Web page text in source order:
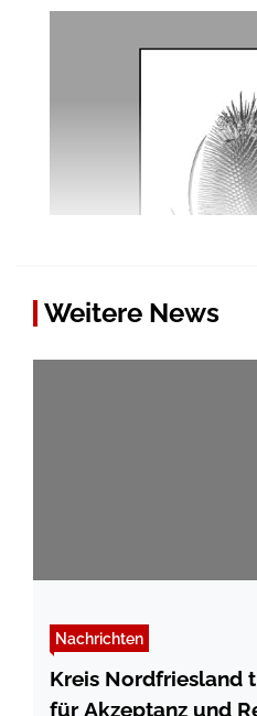
Weitere News
Nachrichten
Kreis Nordfriesland
für Akzeptanz und